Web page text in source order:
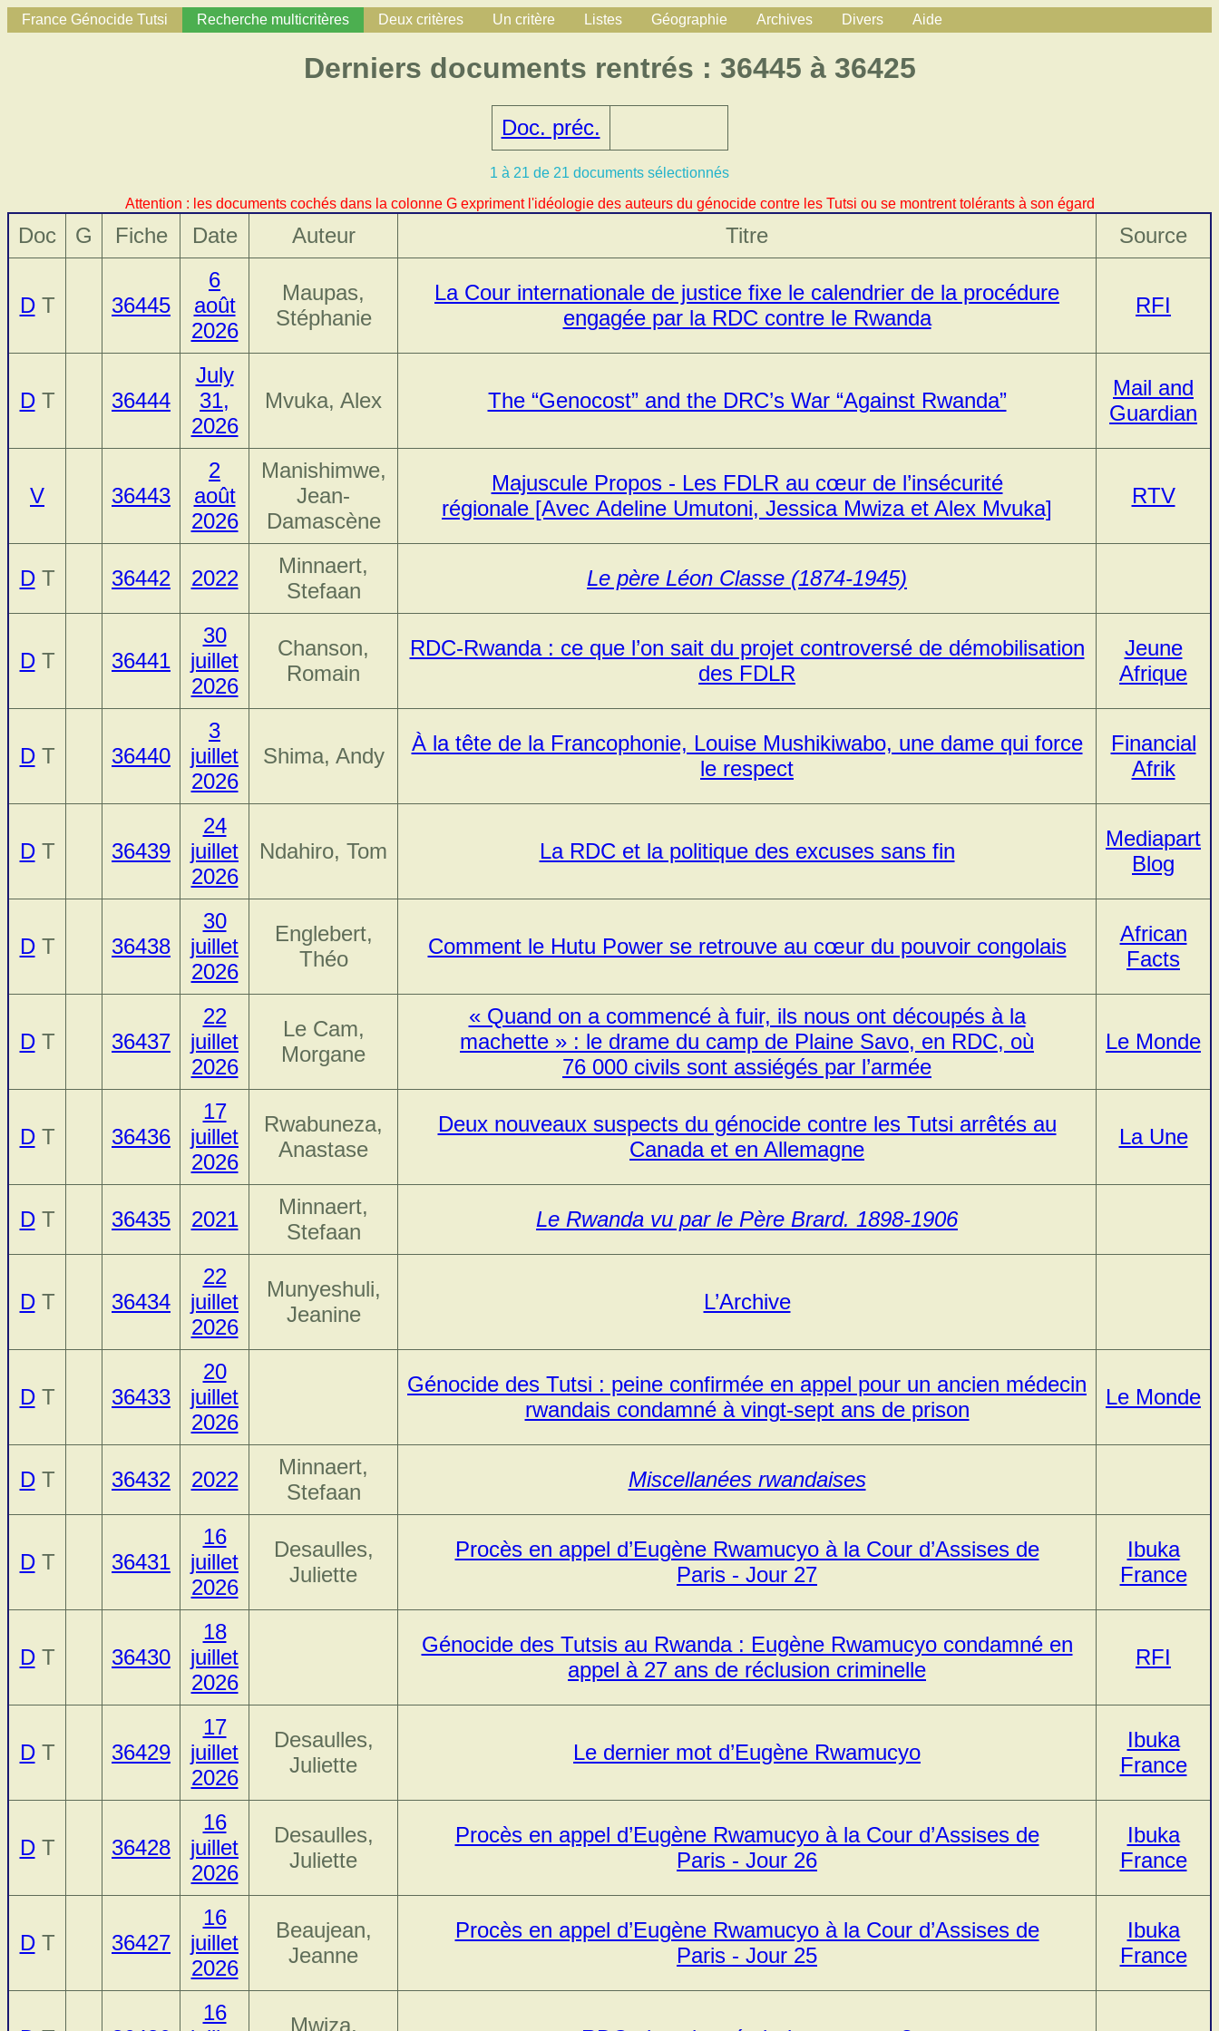
France Génocide Tutsi Recherche multicritères Deux critères Un critère Listes Géographie Archives Divers Aide
Derniers documents rentrés : 36445 à 36425
Doc. préc.
1 à 21 de 21 documents sélectionnés
Attention : les documents cochés dans la colonne G expriment l'idéologie des auteurs du génocide contre les Tutsi ou se montrent tolérants à son égard
Doc G Fiche Date Auteur Titre Source
DT 36445
6
août
2026
Maupas,
Stéphanie
La Cour internationale de justice fixe le calendrier de la procédure
engagée par la RDC contre le Rwanda
RFI
DT 36444
July
31,
2026
Mvuka, Alex The “Genocost” and the DRC’s War “Against Rwanda”
Mail and
Guardian
V 36443
2
août
2026
Manishimwe,
Jean-
Damascène
Majuscule Propos - Les FDLR au cœur de l’insécurité
régionale [Avec Adeline Umutoni, Jessica Mwiza et Alex Mvuka]
RTV
DT 36442 2022
Minnaert,
Stefaan
Le père Léon Classe (1874-1945)
DT 36441
30
juillet
2026
Chanson,
Romain
RDC-Rwanda : ce que l’on sait du projet controversé de démobilisation
des FDLR
Jeune
Afrique
DT 36440
3
juillet
2026
Shima, Andy
À la tête de la Francophonie, Louise Mushikiwabo, une dame qui force
le respect
Financial
Afrik
DT 36439
24
juillet
2026
Ndahiro, Tom La RDC et la politique des excuses sans fin
Mediapart
Blog
DT 36438
30
juillet
2026
Englebert,
Théo
Comment le Hutu Power se retrouve au cœur du pouvoir congolais
African
Facts
DT 36437
22
juillet
2026
Le Cam,
Morgane
« Quand on a commencé à fuir, ils nous ont découpés à la
machette » : le drame du camp de Plaine Savo, en RDC, où
76 000 civils sont assiégés par l’armée
Le Monde
DT 36436
17
juillet
2026
Rwabuneza,
Anastase
Deux nouveaux suspects du génocide contre les Tutsi arrêtés au
Canada et en Allemagne
La Une
DT 36435 2021
Minnaert,
Stefaan
Le Rwanda vu par le Père Brard. 1898-1906
DT 36434
22
juillet
2026
Munyeshuli,
Jeanine
L’Archive
DT 36433
20
juillet
2026
Génocide des Tutsi : peine confirmée en appel pour un ancien médecin
rwandais condamné à vingt-sept ans de prison
Le Monde
DT 36432 2022
Minnaert,
Stefaan
Miscellanées rwandaises
DT 36431
16
juillet
2026
Desaulles,
Juliette
Procès en appel d’Eugène Rwamucyo à la Cour d’Assises de
Paris - Jour 27
Ibuka
France
DT 36430
18
juillet
2026
Génocide des Tutsis au Rwanda : Eugène Rwamucyo condamné en
appel à 27 ans de réclusion criminelle
RFI
DT 36429
17
juillet
2026
Desaulles,
Juliette
Le dernier mot d’Eugène Rwamucyo
Ibuka
France
DT 36428
16
juillet
2026
Desaulles,
Juliette
Procès en appel d’Eugène Rwamucyo à la Cour d’Assises de
Paris - Jour 26
Ibuka
France
DT 36427
16
juillet
2026
Beaujean,
Jeanne
Procès en appel d’Eugène Rwamucyo à la Cour d’Assises de
Paris - Jour 25
Ibuka
France
16
Mwiza,